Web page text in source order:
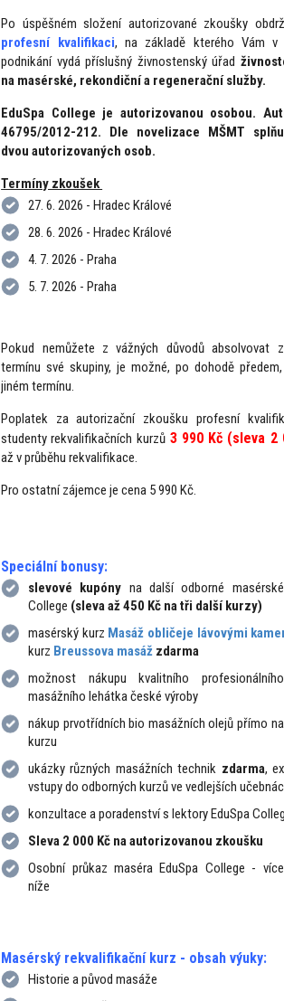
Po úspěšném složení autorizované zkoušky
profesní kvalifikaci, na základě kterého Vám v
podnikání vydá příslušný živnostenský úřad
na masérské, rekondiční a regenerační služby.
EduSpa College je autorizovanou osobou.
46795/2012-212. Dle novelizace MŠMT
dvou autorizovaných osob.
Termíny zkoušek
27. 6. 2026 - Hradec Králové
28. 6. 2026 - Hradec Králové
4. 7. 2026 - Praha
5. 7. 2026 - Praha
Pokud nemůžete z vážných důvodů absolvovat
termínu své skupiny, je možné, po dohodě
jiném termínu.
Poplatek za autorizační zkoušku profesní
studenty rekvalifikačních kurzů3990 Kč (sleva 2
až v průběhu rekvalifikace.
Pro ostatní zájemce je cena 5 990 Kč.
Speciální bonusy:
slevové kupóny na další odborné
College (sleva až 450 Kč na tři další kurzy)
masérský kurz Masáž obličeje lávovými
kurz Breussova masáž zdarma
možnost nákupu kvalitního profesionálního
masážního lehátka české výroby
nákup prvotřídních bio masážních olejů přímo na
kurzu
ukázky různých masážních technik zdarma,
vstupy do odborných kurzů ve vedlejších
konzultace a poradenství s lektory EduSpa
Sleva 2 000 Kč na autorizovanou zkoušku
Osobní průkaz maséra EduSpa College - více
níže
Masérský rekvalifikační kurz - obsah výuky:
Historie a původ masáže